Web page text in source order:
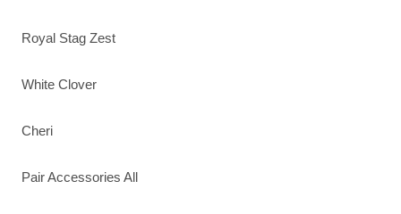
Royal Stag Zest
White Clover
Cheri
Pair Accessories All